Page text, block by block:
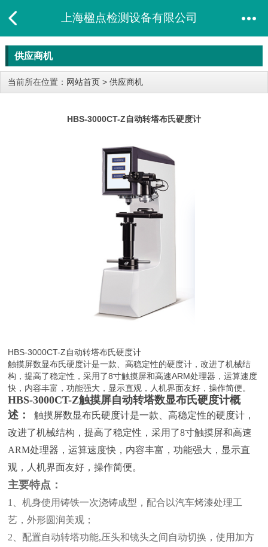
上海楹点检测设备有限公司
供应商机
当前所在位置： 网站首页 > 供应商机
HBS-3000CT-Z自动转塔布氏硬度计
HBS-3000CT-Z自动转塔布氏硬度计
触摸屏数显布氏硬度计是一款、高稳定性的硬度计，改进了机械结
构，提高了稳定性，采用了8寸触摸屏和高速ARM处理器，运算速度
快，内容丰富，功能强大，显示直观，人机界面友好，操作简便。
HBS-3000CT-Z触摸屏自动转塔数显布氏硬度计概
述：
触摸屏数显布氏硬度计是一款、高稳定性的硬度计，
改进了机械结构，提高了稳定性，采用了8寸触摸屏和高速
ARM处理器，运算速度快，内容丰富，功能强大，显示直
观，人机界面友好，操作简便。
主要特点：
1、机身使用铸铁一次浇铸成型，配合以汽车烤漆处理工
艺，外形圆润美观；
2、配置自动转塔功能,压头和镜头之间自动切换，使用加方